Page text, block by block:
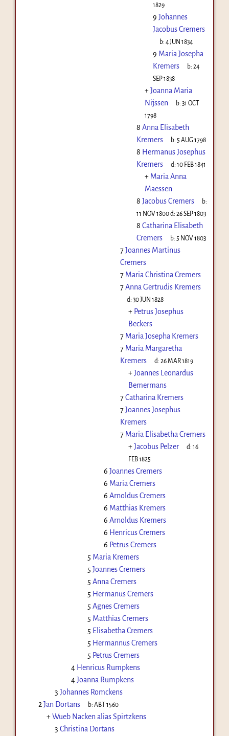
1829
9 Johannes
Jacobus Cremers
b:4 JUN 1834
9 Maria Josepha
Kremers
b:24
SEP 1838
+Joanna Maria
Nijssen
b:31 OCT
1798
8 Anna Elisabeth
Kremers
b: 5 AUG 1798
8 Hermanus Josephus
Kremers
d:10 FEB 1841
+ Maria Anna
Maessen
8 Jacobus Cremers
b:
11 NOV 1800d: 26 SEP 1803
8 Catharina Elisabeth
Cremers
b: 5 NOV 1803
7Joannes Martinus
Cremers
7 Maria Christina Cremers
7Anna Gertrudis Kremers
d:30 JUN 1828
+ Petrus Josephus
Beckers
7 Maria Josepha Kremers
7 Maria Margaretha
Kremers
d:26 MAR 1819
+Joannes Leonardus
Bemermans
7Catharina Kremers
7Joannes Josephus
Kremers
7 Maria Elisabetha Cremers
+Jacobus Pelzer d:16
FEB 1825
6 Joannes Cremers
6 Maria Cremers
6 Arnoldus Cremers
6 Matthias Kremers
6 Arnoldus Kremers
6 Henricus Cremers
6 Petrus Cremers
5 Maria Kremers
5 Joannes Cremers
5 Anna Cremers
5 Hermanus Cremers
5 Agnes Cremers
5 Matthias Cremers
5 Elisabetha Cremers
5 Hermannus Cremers
5 Petrus Cremers
4 Henricus Rumpkens
4Joanna Rumpkens
3 Johannes Romckens
2 Jan Dortans b:ABT 1560
+Wueb Nacken alias Spirtzkens
3 Christina Dortans